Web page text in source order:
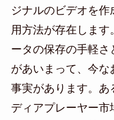
ジナルのビデオを
用方法が存在しま
ータの保存の手軽
があいまって、今な
事実があります。あ
ディアプレーヤー